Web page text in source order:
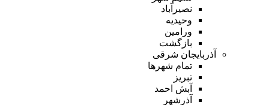
نصیرآباد
وحیدیه
ورامین
بازگشت
آذربایجان شرقی
تمام شهر‌ها
تبریز
آبش احمد
آذرشهر